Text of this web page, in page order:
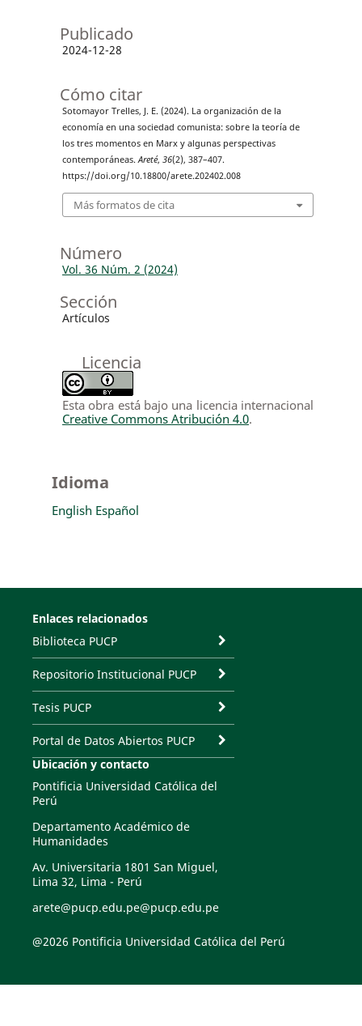
Publicado
2024-12-28
Cómo citar
Sotomayor Trelles, J. E. (2024). La organización de la
economía en una sociedad comunista: sobre la teoría de
los tres momentos en Marx y algunas perspectivas
contemporáneas.Areté, 36(2), 387–407.
https://doi.org/10.18800/arete.202402.008
Más formatos de cita
Número
Vol. 36 Núm. 2 (2024)
Sección
Artículos
Licencia
Esta obra está bajo una licencia internacional
Creative Commons Atribución 4.0.
Idioma
English Español
Enlaces relacionados
Biblioteca PUCP
Repositorio Institucional PUCP
Tesis PUCP
Portal de Datos Abiertos PUCP
Ubicación y contacto
Pontificia Universidad Católica del
Perú
Departamento Académico de
Humanidades
Av. Universitaria 1801 San Miguel,
Lima 32, Lima - Perú
arete@pucp.edu.pe@pucp.edu.pe
@2026 Pontificia Universidad Católica del Perú